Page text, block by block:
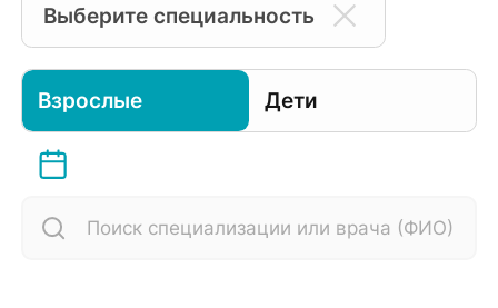
Выберите специальность
Взрослые Дети